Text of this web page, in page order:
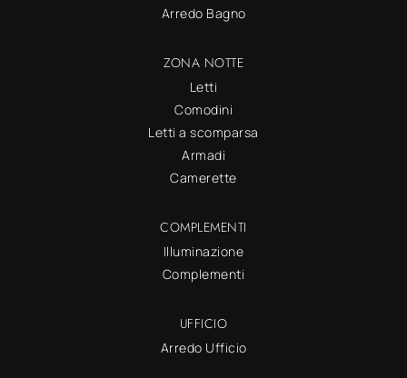
Arredo Bagno
ZONA NOTTE
Letti
Comodini
Letti a scomparsa
Armadi
Camerette
COMPLEMENTI
Illuminazione
Complementi
UFFICIO
Arredo Ufficio